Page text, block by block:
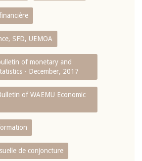
SFD, UEMOA
of monetary and
- December, 2017
of WAEMU Economic
de conjoncture